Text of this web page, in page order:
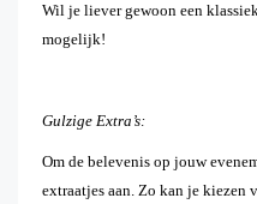
Wil je liever gewoon een
mogelijk!
Gulzige Extra’s:
Om de belevenis op jouw
extraatjes aan. Zo kan je kiezen